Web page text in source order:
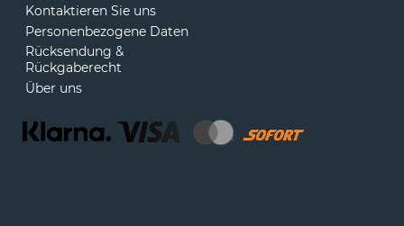
Kontaktieren Sie uns
Personenbezogene Daten
Rücksendung &
Rückgaberecht
Über uns